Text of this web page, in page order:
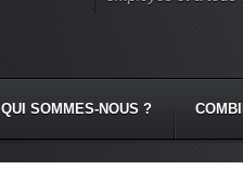
QUI SOMMES-NOUS ?